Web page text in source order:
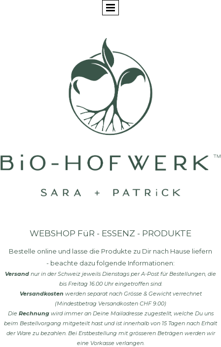
WEBSHOP FüR - ESSENZ - PRODUKTE
Bestelle online und lasse die Produkte zu Dir nach Hause liefern
- beachte dazu folgende Informationen:
Versand nur in der Schweiz jeweils Dienstags per A-Post für Bestellungen, die
bis Freitag 16.00 Uhr eingetroffen sind.
Versandkosten werden separat nach Grösse & Gewicht verrechnet
(Mindestbetrag Versandkosten CHF 9.00)
Die Rechnungwird immer an Deine Mailadresse zugestellt, welche Du uns
beim Bestellvorgang mitgeteilt hast und ist innerhalb von 15 Tagen nach Erhalt
der Ware zu bezahlen. Bei Erstbestellung mit grösseren Beträgen werden wir
eine Vorkasse verlangen.